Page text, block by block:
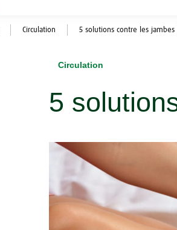
Circulation 5 solutions contre les jambes
Circulation
5